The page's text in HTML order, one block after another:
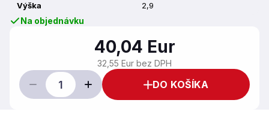
Výška
2,9
Na objednávku
40,04 Eur
32,55 Eur bez DPH
DO KOŠÍKA